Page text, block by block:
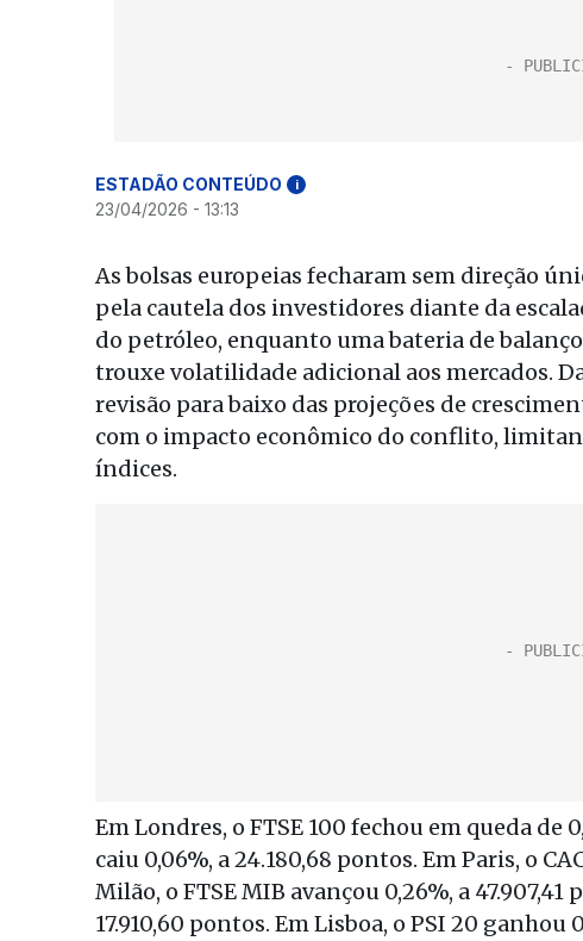
ESTADÃO CONTEÚDO i
23/04/2026 - 13:13
As bolsas europeias fecharam sem direção
pela cautela dos investidores diante da
do petróleo, enquanto uma bateria de
trouxe volatilidade adicional aos mercados.
revisão para baixo das projeções de
com o impacto econômico do conflito,
índices.
Em Londres, o FTSE 100 fechou em queda de
caiu 0,06%, a 24.180,68 pontos. Em Paris, o
Milão, o FTSE MIB avançou 0,26%, a
17.910,60 pontos. Em Lisboa, o PSI 20 ganhou